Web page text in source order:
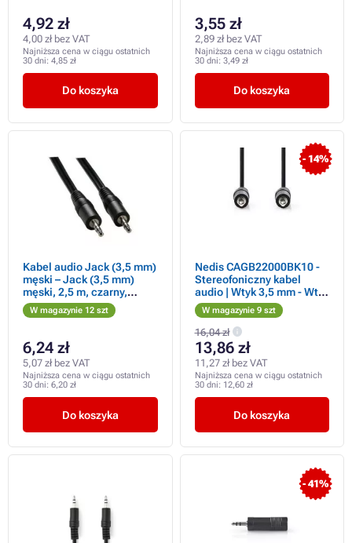
4,92 zł
4,00 zł bez VAT
Najniższa cena w ciągu ostatnich
30 dni: 4,85 zł
Do koszyka
3,55 zł
2,89 zł bez VAT
Najniższa cena w ciągu ostatnich
30 dni: 3,49 zł
Do koszyka
Kabel audio Jack (3,5 mm)
męski – Jack (3,5 mm)
męski, 2,5 m, czarny,
WYPRZEDAŻ
W magazynie 12 szt
6,24 zł
5,07 zł bez VAT
Najniższa cena w ciągu ostatnich
30 dni: 6,20 zł
Do koszyka
- 14%
Nedis CAGB22000BK10 -
Stereofoniczny kabel
audio | Wtyk 3,5 mm - Wtyk
3,5 mm | 1 m | Czarny
W magazynie 9 szt
16,04 zł
13,86 zł
11,27 zł bez VAT
Najniższa cena w ciągu ostatnich
30 dni: 12,60 zł
Do koszyka
- 41%